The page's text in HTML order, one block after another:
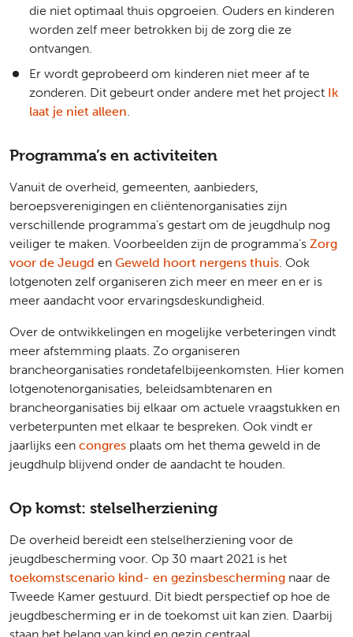
die niet optimaal thuis opgroeien. Ouders en kinderen
worden zelf meer betrokken bij de zorg die ze
ontvangen.
Er wordt geprobeerd om kinderen niet meer af te
zonderen. Dit gebeurt onder andere met het project Ik
laat je niet alleen
Programma’s en activiteiten
Vanuit de overheid, gemeenten, aanbieders,
beroepsverenigingen en cliëntenorganisaties zijn
verschillende programma’s gestart om de jeugdhulp nog
veiliger te maken. Voorbeelden zijn de programma’s Zorg
voor de Jeugd en Geweld hoort nergens thuis . Ook
lotgenoten zelf organiseren zich meer en meer en er is
meer aandacht voor ervaringsdeskundigheid.
Over de ontwikkelingen en mogelijke verbeteringen vindt
meer afstemming plaats. Zo organiseren
brancheorganisaties rondetafelbijeenkomsten. Hier komen
lotgenotenorganisaties, beleidsambtenaren en
brancheorganisaties bij elkaar om actuele vraagstukken en
verbeterpunten met elkaar te bespreken. Ook vindt er
jaarlijks een congres plaats om het thema geweld in de
jeugdhulp blijvend onder de aandacht te houden.
Op komst: stelselherziening
De overheid bereidt een stelselherziening voor de
jeugdbescherming voor. Op 30 maart 2021 is het
toekomstscenario kind- en gezinsbescherming naar de
Tweede Kamer gestuurd. Dit biedt perspectief op hoe de
jeugdbescherming er in de toekomst uit kan zien. Daarbij
staan het belang van kind en gezin centraal.